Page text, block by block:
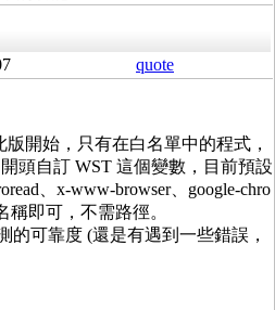
quote
開始，只有在白名單中的程式，
頭自訂 WST 這個變數，目前預設
、x-www-browser、google-chro
稱即可，不需路徑。
的可靠度 (還是有遇到一些錯誤，